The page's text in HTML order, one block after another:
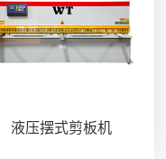
液压摆式剪板机